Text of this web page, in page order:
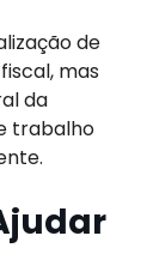
de
mas
da
trabalho